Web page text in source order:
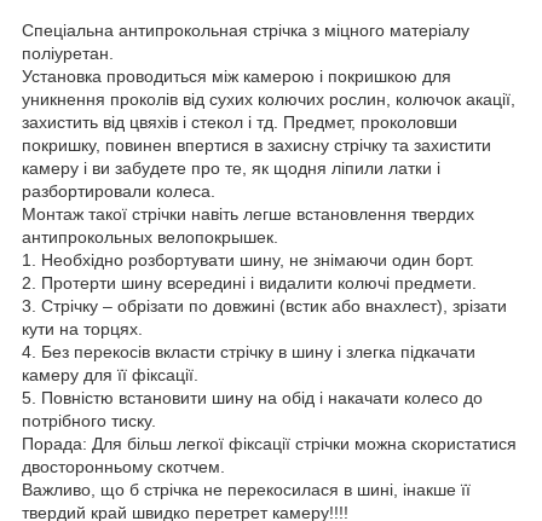
Спеціальна антипрокольная стрічка з міцного матеріалу
поліуретан.
Установка проводиться між камерою і покришкою для
уникнення проколів від сухих колючих рослин, колючок акації,
захистить від цвяхів і стекол і тд. Предмет, проколовши
покришку, повинен впертися в захисну стрічку та захистити
камеру і ви забудете про те, як щодня ліпили латки і
разбортировали колеса.
Монтаж такої стрічки навіть легше встановлення твердих
антипрокольных велопокрышек.
1. Необхідно розбортувати шину, не знімаючи один борт.
2. Протерти шину всередині і видалити колючі предмети.
3. Стрічку – обрізати по довжині (встик або внахлест), зрізати
кути на торцях.
4. Без перекосів вкласти стрічку в шину і злегка підкачати
камеру для її фіксації.
5. Повністю встановити шину на обід і накачати колесо до
потрібного тиску.
Порада: Для більш легкої фіксації стрічки можна скористатися
двосторонньому скотчем.
Важливо, що б стрічка не перекосилася в шині, інакше її
твердий край швидко перетрет камеру!!!!